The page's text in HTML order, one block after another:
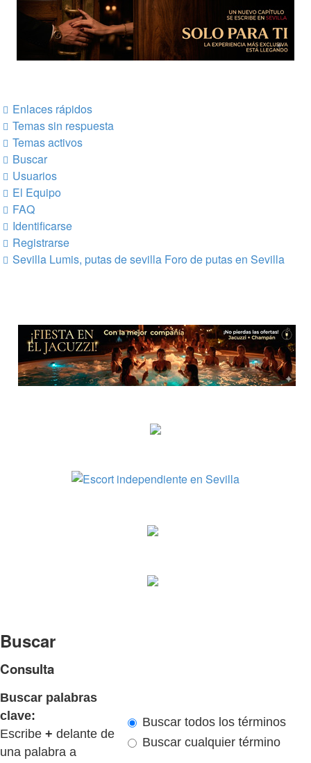
Enlaces rápidos
Temas sin respuesta
Temas activos
Buscar
Usuarios
El Equipo
FAQ
Identificarse
Registrarse
Sevilla Lumis, putas de sevilla Foro de putas en Sevilla
Buscar
Consulta
Buscar palabras
clave:
Escribe + delante de
una palabra a
Buscar todos los términos
Buscar cualquier término